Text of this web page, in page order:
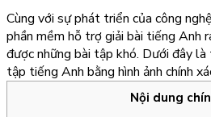
Cùng với sự phát triển của công
phần mềm hỗ trợ giải bài tiếng Anh
được những bài tập khó. Dưới đây
tập tiếng Anh bằng hình ảnh chính
Nội dung